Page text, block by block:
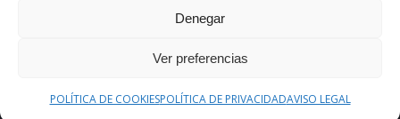
Denegar
Ver preferencias
POLÍTICA DE COOKIESPOLÍTICA DE PRIVACIDADAVISO LEGAL
. Los contenidos pertenecen a sus
autores originales y se muestran mediante
Política de privacidad